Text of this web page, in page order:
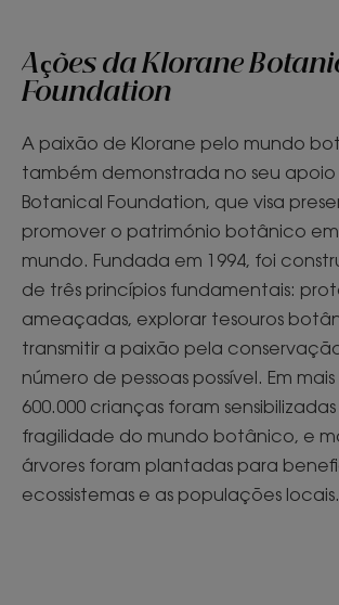
Ações da Klorane
Foundation
A paixão de Klorane pelo mundo
também demonstrada no seu apoio
Botanical Foundation, que visa
promover o património botânico
mundo. Fundada em 1994, foi
de três princípios fundamentais:
ameaçadas, explorar tesouros
transmitir a paixão pela
número de pessoas possível. Em
600.000 crianças foram
fragilidade do mundo botânico, e
árvores foram plantadas para
ecossistemas e as populações locais.